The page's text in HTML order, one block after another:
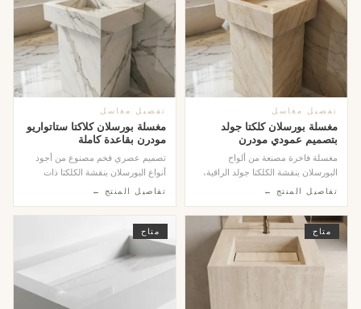
تفصيل مغاسل
مغسلة بورسلان كلكتا جولد
بتصميم عمودي مودرن
مغسلة فاخرة مصنعة من ألواح
البورسلان بنقشة الكلكتا جولد الراقية،
تتميز بتصميم عم...
تفاصيل المنتج ←
تفصيل مغاسل
مغسلة بورسلان كلاكتا ستاتواريو
مودرن بقاعدة كاملة
تصميم عصري فخم مصنوع من أجود
أنواع البورسلان بنقشة الكلكتا ذات
العروق الرمادية ا...
تفاصيل المنتج ←
متاح متاح